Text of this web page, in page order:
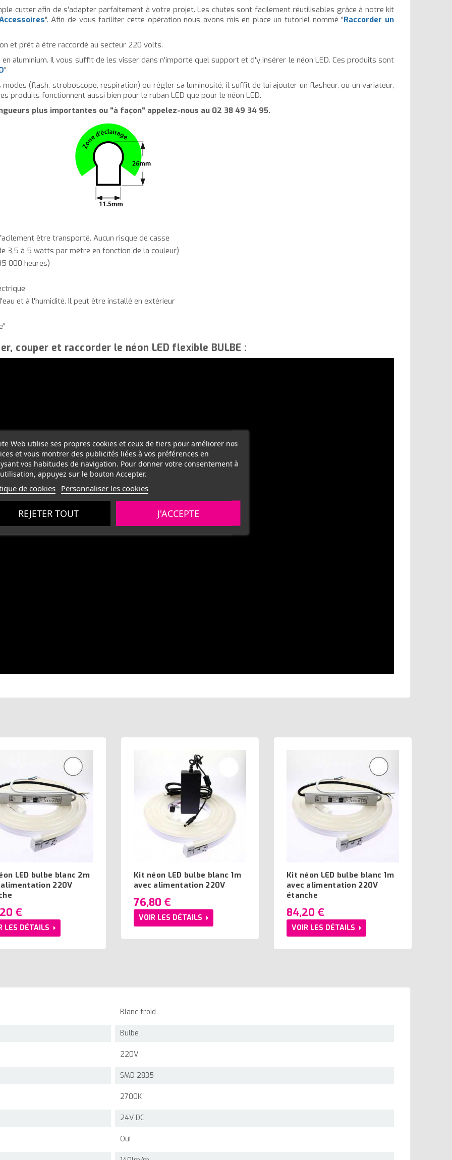
cutter afin de s'adapter parfaitement à votre projet. Les chutes sont facilement réutilisables grâce à notre kit
". Afin de vous faciliter cette opération nous avons mis en place un tutoriel nommé "Raccorder un
et prêt à être raccordé au secteur 220 volts.
aluminium. Il vous suffit de les visser dans n'importe quel support et d'y insérer le néon LED. Ces produits sont
"
(flash, stroboscope, respiration) ou régler sa luminosité, il suffit de lui ajouter un flasheur, ou un variateur,
produits fonctionnent aussi bien pour le ruban LED que pour le néon LED.
plus importantes ou "à façon" appelez-nous au 02 38 49 34 95.
être transporté. Aucun risque de casse
3,5 à 5 watts par mètre en fonction de la couleur)
000 heures)
et à l'humidité. Il peut être installé en extérieur
couper et raccorder le néon LED flexible BULBE :
LED bulbe blanc 2m
220V
€
LES DÉTAILS
Kit néon LED bulbe blanc 1m
avec alimentation 220V
76,80 €
VOIR LES DÉTAILS
Kit néon LED bulbe blanc 1m
avec alimentation 220V
étanche
84,20 €
VOIR LES DÉTAILS
Blanc froid
Bulbe
220V
SMD 2835
2700K
24V DC
Oui
Web utilise ses propres cookies et ceux de tiers pour améliorer nos
et vous montrer des publicités liées à vos préférences en
vos habitudes de navigation. Pour donner votre consentement à
appuyez sur le bouton Accepter.
de cookies Personnaliser les cookies
REJETER TOUT J'ACCEPTE